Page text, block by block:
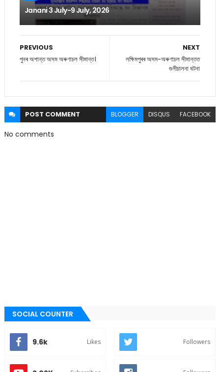
Janani 3 July-9 July, 2026
NEXT
লক্ষিমপুৰৰ অসম-অৰুণাচল সীমান্তত
গুলীচালনা ঘটনা
PREVIOUS
পুনৰ অশান্ত অসম অৰুণাচল সীমান্ত।
POST COMMENT BLOGGER DISQUS FACEBOOK
No comments
SOCIAL COUNTER
9.6k Likes Followers